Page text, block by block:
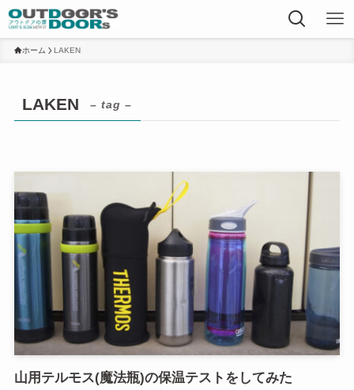
ホーム LAKEN
LAKEN – tag –
山用テルモス(魔法瓶)の保温テストをしてみた